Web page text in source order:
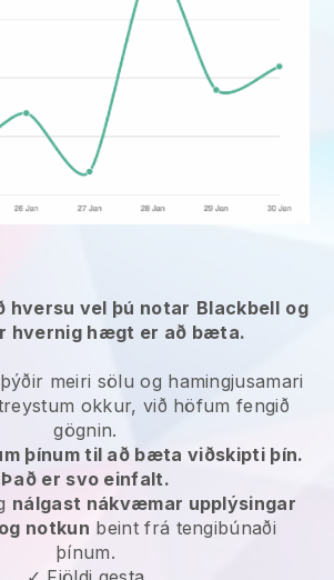
hversu vel þú notar Blackbell og
hvernig hægt er að bæta.
meiri sölu og hamingjusamari
okkur, við höfum fengið
gögnin.
þínum til að bæta viðskipti þín.
Það er svo einfalt.
nálgast nákvæmar upplýsingar
notkun beint frá tengibúnaði
þínum.